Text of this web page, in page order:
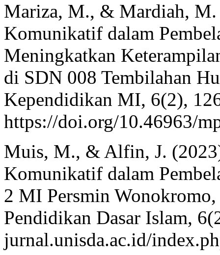
Mariza, M., & Mardiah, M.
Komunikatif dalam
Meningkatkan
di SDN 008 Tembilahan
Kependidikan MI, 6(2),
https://doi.org/10.46963/
Muis, M., & Alfin, J.
Komunikatif dalam
2 MI Persmin
Pendidikan Dasar Islam,
jurnal.unisda.ac.id/